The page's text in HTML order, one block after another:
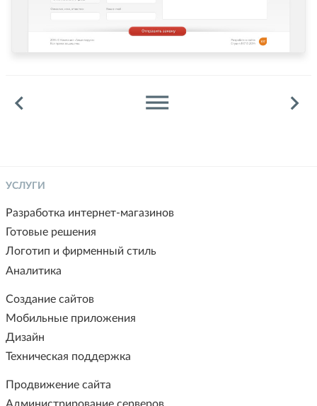
keyboard_arrow_left dehaze keyboard_arrow_right
УСЛУГИ
Разработка интернет-магазинов
Готовые решения
Логотип и фирменный стиль
Аналитика
Создание сайтов
Мобильные приложения
Дизайн
Техническая поддержка
Продвижение сайта